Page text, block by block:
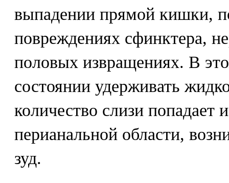
выпадении прямой кишки,
повреждениях сфинктера,
половых извращениях. В
состоянии удерживать
количество слизи
перианальной области,
зуд.